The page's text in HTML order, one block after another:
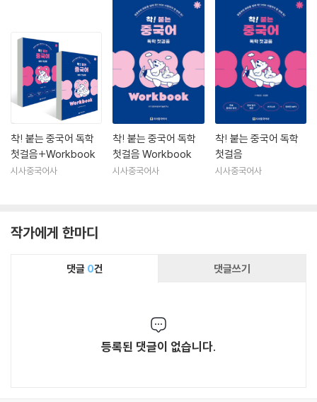
착! 붙는 중국어 독학
첫걸음+Workbook
시사중국어사
착! 붙는 중국어 독학
첫걸음 Workbook
시사중국어사
착! 붙는 중국어 독학
첫걸음
시사중국어사
작가에게 한마디
댓글 0건 댓글쓰기
등록된 댓글이 없습니다.